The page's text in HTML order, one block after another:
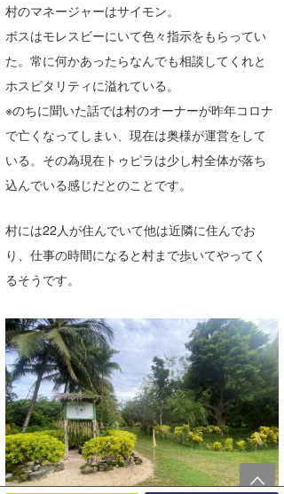
村のマネージャーはサイモン。
ボスはモレスビーにいて色々指示をもらってい
た。常に何かあったらなんでも相談してくれと
ホスピタリティに溢れている。
※のちに聞いた話では村のオーナーが昨年コロナ
で亡くなってしまい、現在は奥様が運営をして
いる。その為現在トゥピラは少し村全体が落ち
込んでいる感じだとのことです。
村には22人が住んでいて他は近隣に住んでお
り、仕事の時間になると村まで歩いてやってく
るそうです。